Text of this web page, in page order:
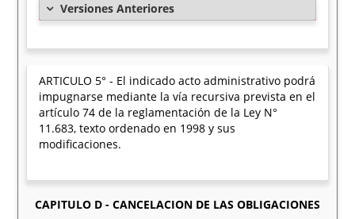
Versiones Anteriores
ARTICULO 5° - El indicado acto administrativo podrá
impugnarse mediante la vía recursiva prevista en el
artículo 74 de la reglamentación de la Ley N°
11.683, texto ordenado en 1998 y sus
modificaciones.
CAPITULO D - CANCELACION DE LAS OBLIGACIONES